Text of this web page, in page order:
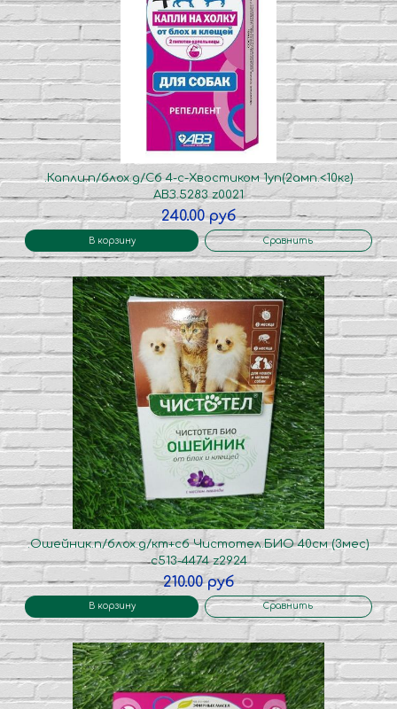
.Капли.п/блох.д/Сб 4-с-Хвостиком 1уп(2амп.<10кг)
АВЗ.5283 z0021
240.00 руб
В корзину Сравнить
.Ошейник.п/блох.д/кт+сб Чистотел.БИО 40см (3мес)
с513-4474 z2924
210.00 руб
В корзину Сравнить